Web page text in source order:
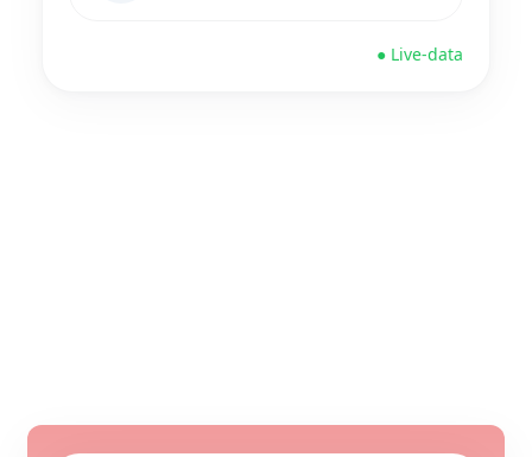
● Live-data